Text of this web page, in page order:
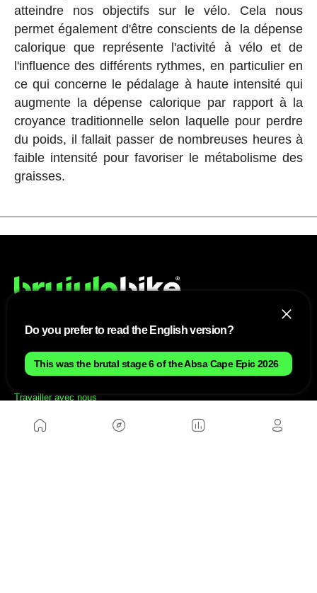
atteindre nos objectifs sur le vélo. Cela nous
permet également d'être conscients de la dépense
calorique que représente l'activité à vélo et de
l'influence des différents rythmes, en particulier en
ce qui concerne le pédalage à haute intensité qui
augmente la dépense calorique par rapport à la
croyance traditionnelle selon laquelle pour perdre
du poids, il fallait passer de nombreuses heures à
faible intensité pour favoriser le métabolisme des
graisses.
Plan du site
Travailler avec nous
SITES D'AMIS
Do you prefer to read the English version?
This was the brutal stage 6 of the Absa Cape Epic 2026